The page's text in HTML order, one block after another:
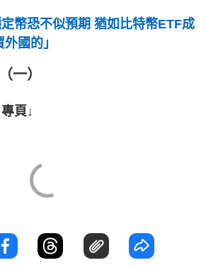
幣恐不似預期 猶如比特幣ETF成
國的」
一）
頁↓